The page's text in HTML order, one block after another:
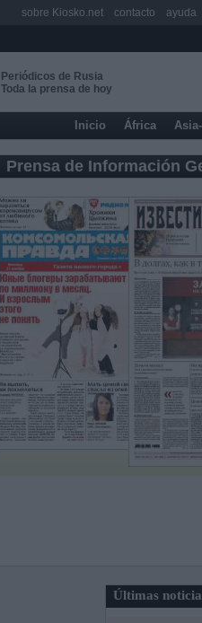
Periódicos de Rusia
Toda la prensa de hoy
Inicio África
Prensa de Información
Últimas
sobre Kiosko.net contacto ayuda